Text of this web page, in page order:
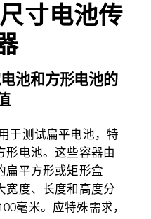
寸电池传
池和方形电池的
于测试扁平电池，特
形电池。这些容器由
扁平方形或矩形盒
宽度、长度和高度分
毫米。应特殊需求，